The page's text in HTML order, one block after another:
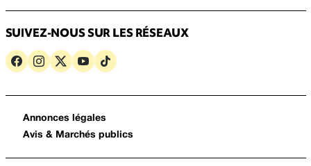
SUIVEZ-NOUS SUR LES RÉSEAUX
Annonces légales
Avis & Marchés publics